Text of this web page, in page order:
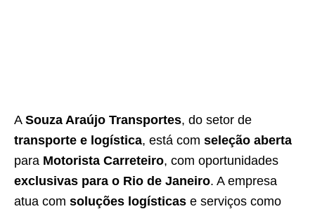
A Souza Araújo Transportes, do setor de
transporte e logística, está com seleção aberta
para Motorista Carreteiro, com oportunidades
exclusivas para o Rio de Janeiro. A empresa
atua com soluções logísticas e serviços como